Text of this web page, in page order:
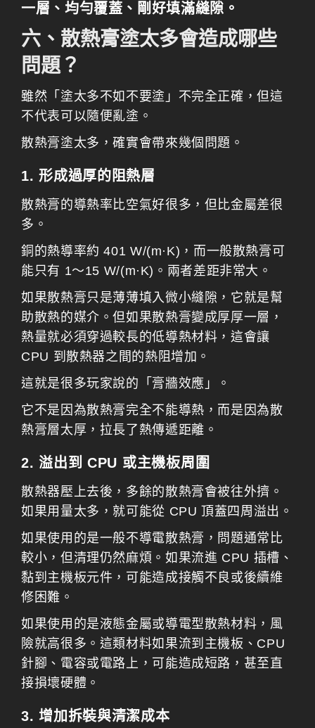
一層、均勻覆蓋、剛好填滿縫隙。
六、散熱膏塗太多會造成哪些
問題？
雖然「塗太多不如不要塗」不完全正確，但這
不代表可以隨便亂塗。
散熱膏塗太多，確實會帶來幾個問題。
1. 形成過厚的阻熱層
散熱膏的導熱率比空氣好很多，但比金屬差很
多。
銅的熱導率約 401 W/(m·K)，而一般散熱膏可
能只有 1～15 W/(m·K)。兩者差距非常大。
如果散熱膏只是薄薄填入微小縫隙，它就是幫
助散熱的媒介。但如果散熱膏變成厚厚一層，
熱量就必須穿過較長的低導熱材料，這會讓
CPU 到散熱器之間的熱阻增加。
這就是很多玩家說的「膏牆效應」。
它不是因為散熱膏完全不能導熱，而是因為散
熱膏層太厚，拉長了熱傳遞距離。
2. 溢出到 CPU 或主機板周圍
散熱器壓上去後，多餘的散熱膏會被往外擠。
如果用量太多，就可能從 CPU 頂蓋四周溢出。
如果使用的是一般不導電散熱膏，問題通常比
較小，但清理仍然麻煩。如果流進 CPU 插槽、
黏到主機板元件，可能造成接觸不良或後續維
修困難。
如果使用的是液態金屬或導電型散熱材料，風
險就高很多。這類材料如果流到主機板、CPU
針腳、電容或電路上，可能造成短路，甚至直
接損壞硬體。
3. 增加拆裝與清潔成本